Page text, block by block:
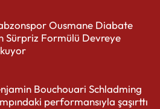
Ousmane Diabate
Sürpriz Formülü Devreye
Bouchouari Schladming
performansıyla şaşırttı